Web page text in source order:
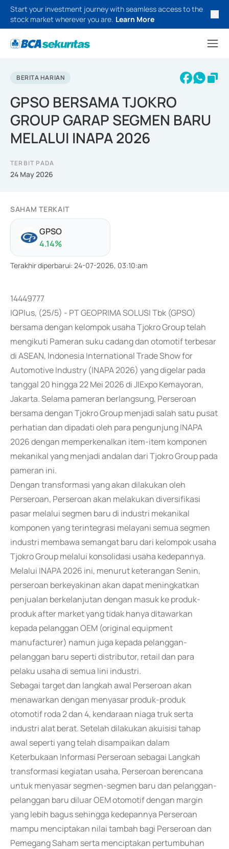
Start your investment journey with seamless access to the
stock market wherever you are. Learn More
BERITA HARIAN
GPSO BERSAMA TJOKRO
GROUP GARAP SEGMEN BARU
MELALUI INAPA 2026
TERBIT PADA
24 May 2026
SAHAM TERKAIT
GPSO
4.14%
Terakhir diperbarui: 24-07-2026, 03:10:am
14449777
IQPlus, (25/5) - PT GEOPRIMA SOLUSI Tbk (GPSO)
bersama dengan kelompok usaha Tjokro Group telah
mengikuti Pameran suku cadang dan otomotif terbesar
di ASEAN, Indonesia International Trade Show for
Automotive Industry (INAPA 2026) yang digelar pada
tanggal 20 hingga 22 Mei 2026 di JIExpo Kemayoran,
Jakarta. Selama pameran berlangsung, Perseroan
bersama dengan Tjokro Group menjadi salah satu pusat
perhatian dan dipadati oleh para pengunjung INAPA
2026 dengan memperkenalkan item-item komponen
mekanikal yang menjadi andalan dari Tjokro Group pada
pameran ini.
Dengan transformasi yang akan dilakukan oleh
Perseroan, Perseroan akan melakukan diversifikasi
pasar melalui segmen baru di industri mekanikal
komponen yang terintegrasi melayani semua segmen
industri membawa semangat baru dari kelompok usaha
Tjokro Group melalui konsolidasi usaha kedepannya.
Melalui INAPA 2026 ini, menurut keterangan Senin,
perseroan berkeyakinan akan dapat meningkatkan
penjualan berkelanjutan dengan masuk ke produk-
produk after market yang tidak hanya ditawarkan
kepada pelanggan OEM (original equipment
manufacturer) namun juga kepada pelanggan-
pelanggan baru seperti distributor, retail dan para
pelaku usaha di semua lini industri.
Sebagai target dan langkah awal Perseroan akan
menawarkan dengan menyasar produk-produk
otomotif roda 2 dan 4, kendaraan niaga truk serta
industri alat berat. Setelah dilakukan akuisisi tahap
awal seperti yang telah disampaikan dalam
Keterbukaan Informasi Perseroan sebagai Langkah
transformasi kegiatan usaha, Perseroan berencana
untuk menyasar segmen-segmen baru dan pelanggan-
pelanggan baru diluar OEM otomotif dengan margin
yang lebih bagus sehingga kedepannya Perseroan
mampu menciptakan nilai tambah bagi Perseroan dan
Pemegang Saham serta menciptakan pertumbuhan